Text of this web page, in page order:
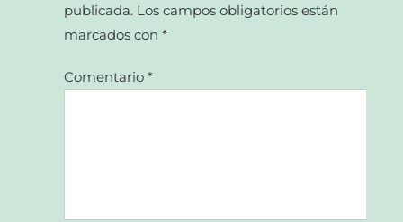
publicada. Los campos obligatorios están
marcados con*
Comentario*